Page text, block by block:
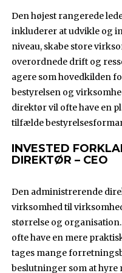
Den højest rangerede
inkluderer at udvikle og
niveau, skabe store
overordnede drift og
agere som hovedkilden
bestyrelsen og
direktør vil ofte have en
tilfælde
INVESTED
DIREKTØR – CEO
Den administrerende
virksomhed til
størrelse og organisation.
ofte have en mere
tages mange
beslutninger som at hyre